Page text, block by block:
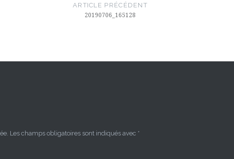
ARTICLE PRÉCÉDENT
20190706_165128
Les champs obligatoires sont indiqués avec *